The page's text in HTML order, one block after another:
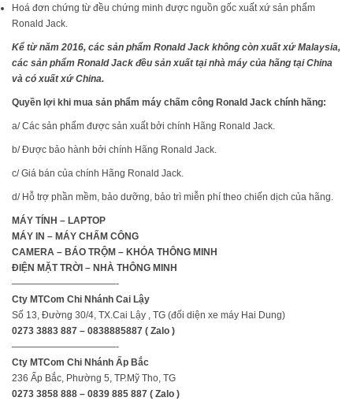
Hoá đơn chứng từ đều chứng minh được nguồn gốc xuất xứ sản phẩm
Ronald Jack.
Kể từ năm 2016, các sản phẩm Ronald Jack không còn xuất xứ Malaysia,
các sản phẩm Ronald Jack đều sản xuất tại nhà máy của hãng tại China
và có xuất xứ China.
Quyền lợi khi mua sản phẩm máy chấm công Ronald Jack chính hãng:
a/ Các sản phẩm được sản xuất bởi chính Hãng Ronald Jack.
b/ Được bảo hành bởi chính Hãng Ronald Jack.
c/ Giá bán của chính Hãng Ronald Jack.
d/ Hỗ trợ phần mềm, bảo dưỡng, bảo trì miễn phí theo chiến dịch của hãng.
MÁY TÍNH – LAPTOP
MÁY IN – MÁY CHẤM CÔNG
CAMERA – BÁO TRỘM – KHÓA THÔNG MINH
ĐIỆN MẶT TRỜI – NHÀ THÔNG MINH
———————————-
Cty MTCom Chi Nhánh Cai Lậy
Số 13, Đường 30/4, TX.Cai Lậy , TG (đối diện xe máy Hai Dung)
0273 3883 887 – 0838885887 ( Zalo )
———————————-
Cty MTCom Chi Nhánh Ấp Bắc
236 Ấp Bắc, Phường 5, TP.Mỹ Tho, TG
0273 3858 888 – 0839 885 887 ( Zalo )